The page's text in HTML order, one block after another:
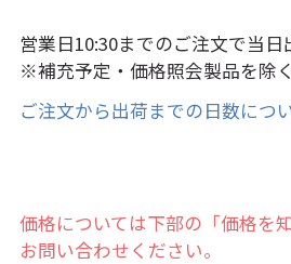
営業日10:30までのご注文で当日
※補充予定・価格照会製品を除く
ご注文から出荷までの日数につ
価格については下部の「価格を
お問い合わせください。